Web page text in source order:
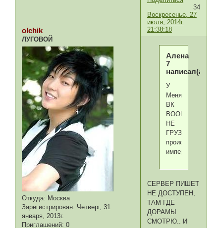
34
Воскресенье, 27
июля, 2014г.
21:38:18
olchik
ЛУГОВОЙ
Откуда: Москва
Зарегистрирован: Четверг, 31
января, 2013г.
Приглашений: 0
Алена
7
написал(а):
У
Меня
ВК
ВООБЩЕ
НЕ
ГРУЗИТСЯ
происки
империалистов
СЕРВЕР ПИШЕТ
НЕ ДОСТУПЕН,
ТАМ ГДЕ
ДОРАМЫ
СМОТРЮ.. И